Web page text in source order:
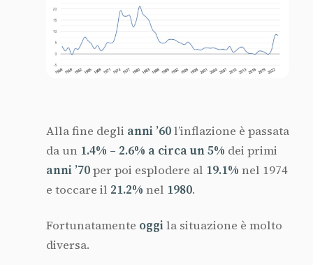
Alla fine degli anni ’60l’inflazione è passata
da un 1.4% – 2.6% a circa un 5% dei primi
anni ’70per poi esplodere al 19.1% nel 1974
e toccare il 21.2% nel 1980.
Fortunatamente oggila situazione è molto
diversa.